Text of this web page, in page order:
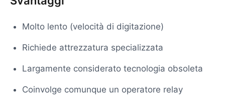
Molto lento (velocità di digitazione)
Richiede attrezzatura specializzata
Largamente considerato tecnologia obsoleta
Coinvolge comunque un operatore relay